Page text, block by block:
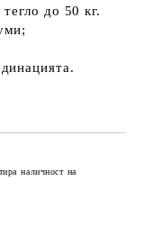
до 50 кг.
наличност на